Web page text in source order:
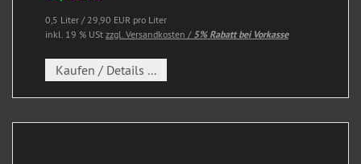
0,5 Liter / 29,90 EUR pro Liter
inkl. 19 % USt zzgl. Versandkosten / 5% Rabatt bei Vorkasse
Kaufen / Details ...